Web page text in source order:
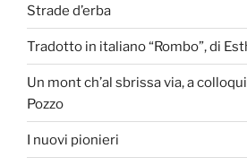
Strade d’erba
Tradotto in italiano “Rombo”, di
Un mont ch’al sbrissa via, a
Pozzo
I nuovi pionieri